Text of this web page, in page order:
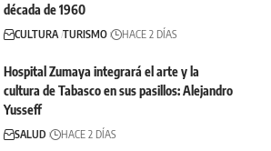
década de 1960
CULTURA TURISMO HACE 2 DÍAS
Hospital Zumaya integrará el arte y la
cultura de Tabasco en sus pasillos: Alejandro
Yusseff
SALUD HACE 2 DÍAS